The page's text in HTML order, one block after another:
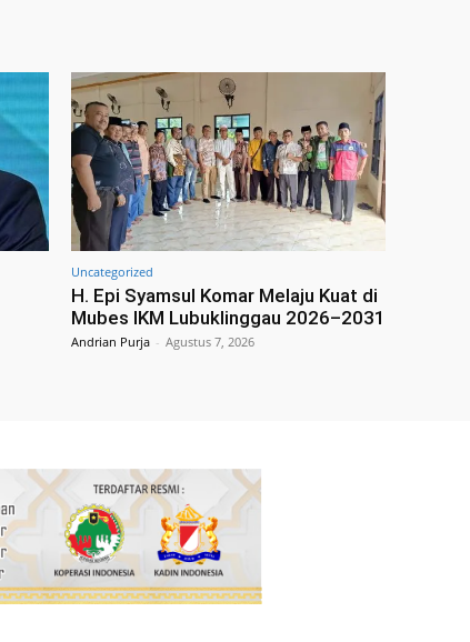
Uncategorized
H. Epi Syamsul Komar Melaju Kuat di
Mubes IKM Lubuklinggau 2026–2031
Andrian Purja - Agustus 7, 2026